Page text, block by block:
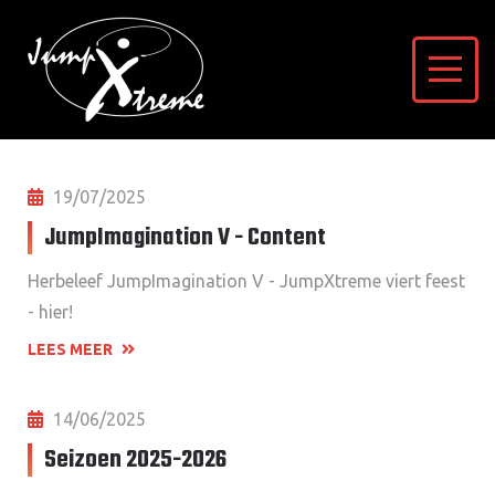
19/07/2025
JumpImagination V - Content
Herbeleef JumpImagination V - JumpXtreme viert feest
- hier!
LEES MEER
14/06/2025
Seizoen 2025-2026